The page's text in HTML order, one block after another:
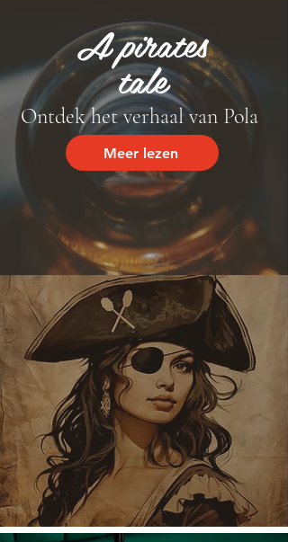
A pirates
tale
Ontdek het verhaal van Pola
Meer lezen